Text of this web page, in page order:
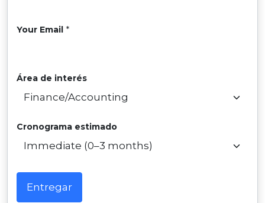
Your Email *
Área de interés
Cronograma estimado
Entregar